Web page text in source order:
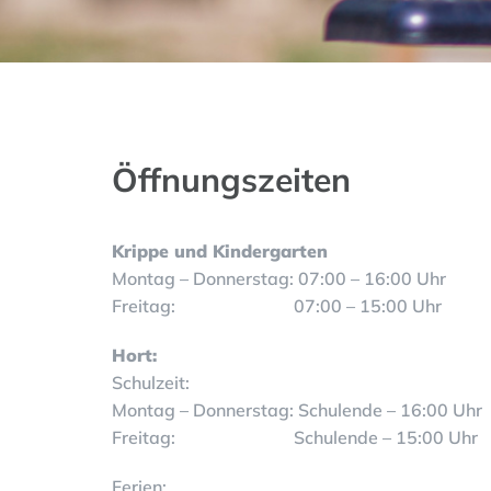
Öffnungszeiten
Krippe und Kindergarten
Montag – Donnerstag: 07:00 – 16:00 Uhr
Freitag: 07:00 – 15:00 Uhr
Hort:
Schulzeit:
Montag – Donnerstag: Schulende – 16:00 Uhr
Freitag: Schulende – 15:00 Uhr
Ferien: